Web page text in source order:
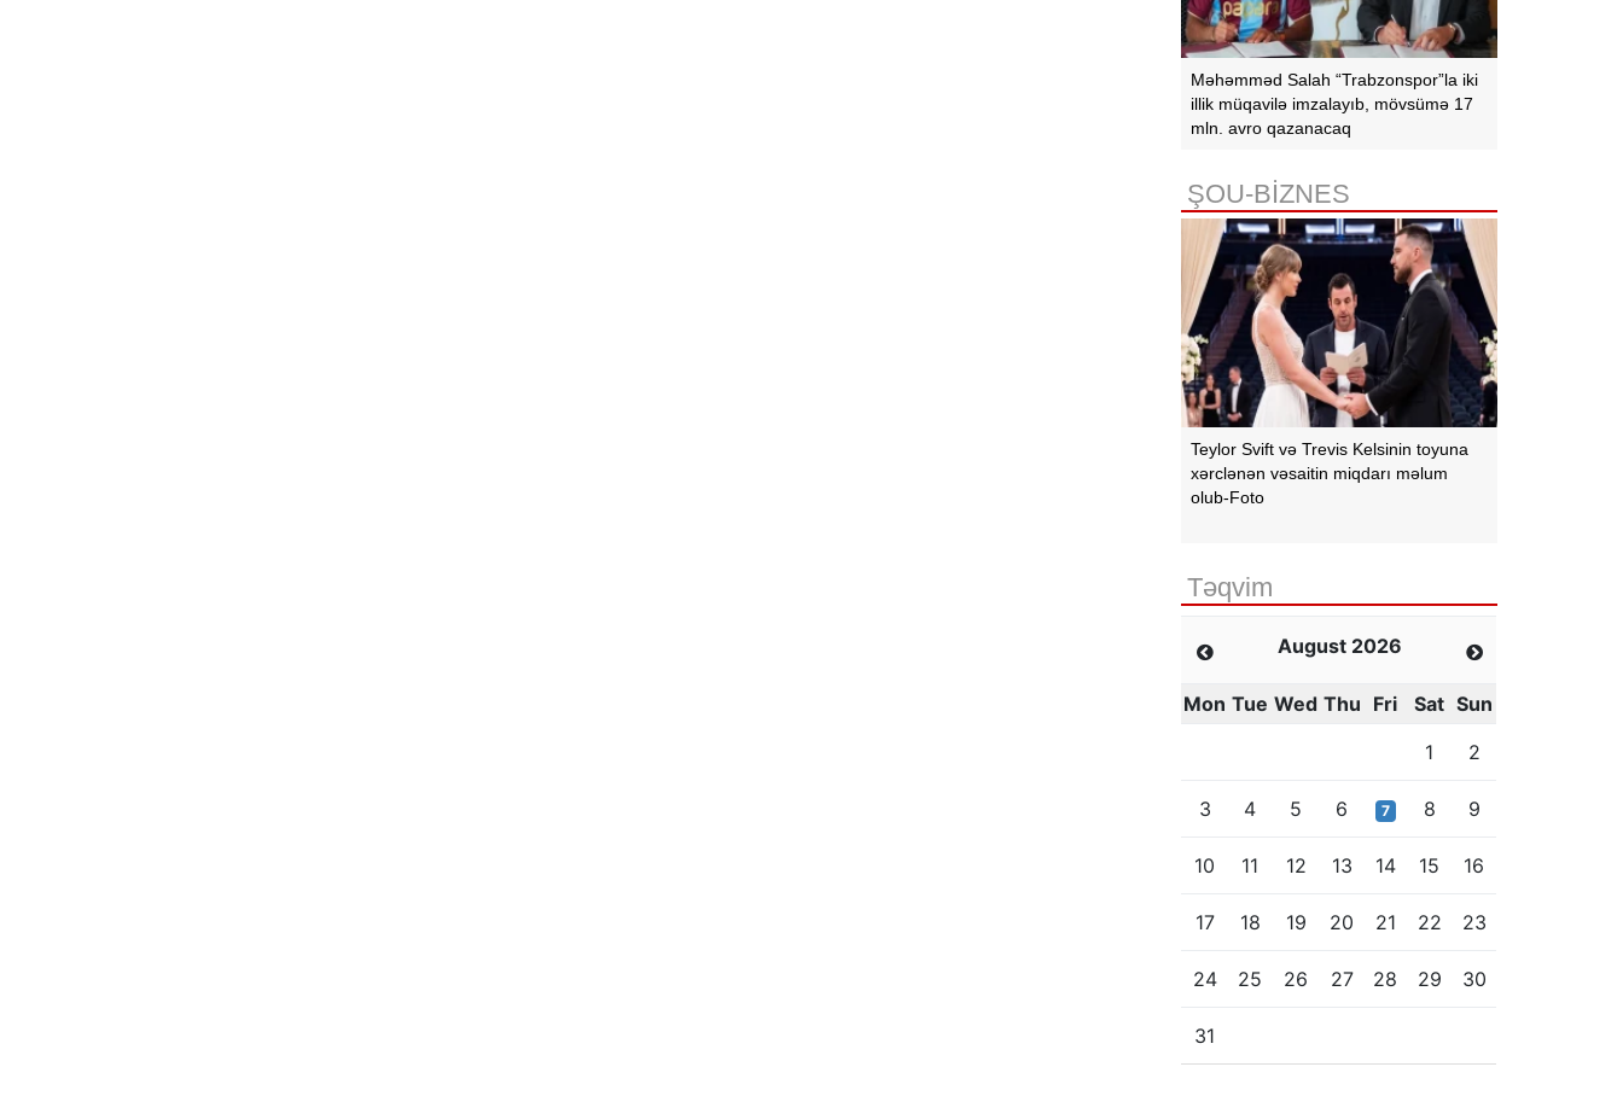
Məhəmməd Salah “Trabzonspor”la iki
illik müqavilə imzalayıb, mövsümə 17
mln. avro qazanacaq
ŞOU-BİZNES
Teylor Svift və Trevis Kelsinin toyuna
xərclənən vəsaitin miqdarı məlum
olub-Foto
Təqvim
August 2026
Mon Tue Wed Thu Fri Sat Sun
1
2
3 4 5 6 7 8 9
10 11 12 13 14 15 16
17 18 19 20 21 22 23
24 25 26 27 28 29 30
31